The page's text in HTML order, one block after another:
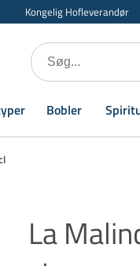
Kongelig Hofleverandør
Bobler
La